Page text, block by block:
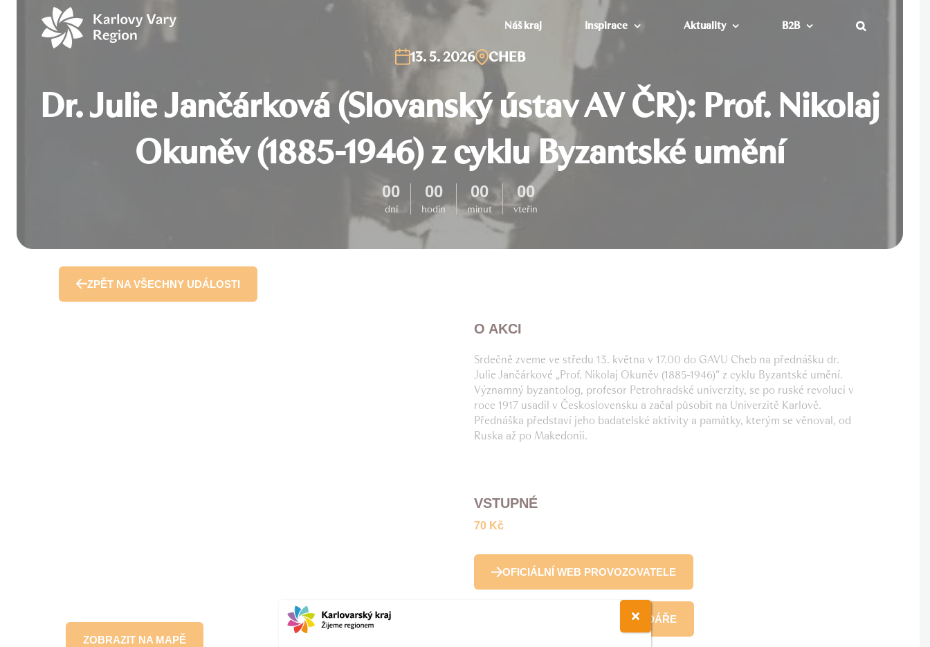
Náš kraj Inspirace Aktuality B2B
13. 5. 2026 CHEB
Dr. Julie Jančárková (Slovanský ústav AV ČR): Prof. Nikolaj
Okuněv (1885-1946) z cyklu Byzantské umění
00
dní
00
hodin
00
minut
00
vteřin
ZPĚT NA VŠECHNY UDÁLOSTI
ZOBRAZIT NA MAPĚ
O AKCI
Srdečně zveme ve středu 13. května v 17.00 do GAVU Cheb na přednášku dr.
Julie Jančárkové „Prof. Nikolaj Okuněv (1885-1946)“ z cyklu Byzantské umění.
Významný byzantolog, profesor Petrohradské univerzity, se po ruské revoluci v
roce 1917 usadil v Československu a začal působit na Univerzitě Karlově.
Přednáška představí jeho badatelské aktivity a památky, kterým se věnoval, od
Ruska až po Makedonii.
VSTUPNÉ
70 Kč
OFICIÁLNÍ WEB PROVOZOVATELE
PŘIDAT DO GOOGLE KALENDÁŘE